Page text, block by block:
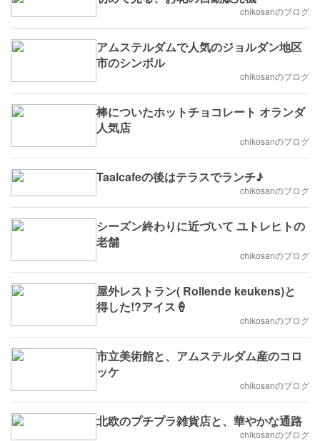
chikosanのブログ
アムステルダムで人気のジョルダン地区
市のシンボル
chikosanのブログ
棒についたホットチョコレート オランダ
人気店
chikosanのブログ
Taalcafeの後はテラスでランチ♪
chikosanのブログ
シーズン終わりに近づいて ユトレヒトの
老舗
chikosanのブログ
屋外レストラン( Rollende keukens)と
得した!?アイス🍦
chikosanのブログ
市立美術館と、アムステルダム産のコロ
ッケ
chikosanのブログ
北欧のプチプラ雑貨店と、華やかな通路
chikosanのブログ